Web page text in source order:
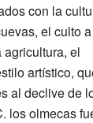
con la
el culto
el
artístico,
al declive de
los olmecas